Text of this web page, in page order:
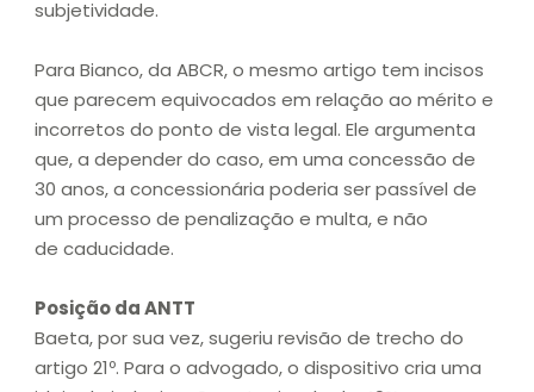
subjetividade.
Para Bianco, da ABCR, o mesmo artigo tem incisos
que parecem equivocados em relação ao mérito e
incorretos do ponto de vista legal. Ele argumenta
que, a depender do caso, em uma concessão de
30 anos, a concessionária poderia ser passível de
um processo de penalização e multa, e não
de caducidade.
Posição da ANTT
Baeta, por sua vez, sugeriu revisão de trecho do
artigo 21º. Para o advogado, o dispositivo cria uma